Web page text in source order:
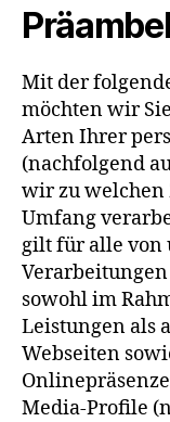
Präambel
Mit der
möchten wir
Arten Ihrer
(nachfolgend
wir zu welchen
Umfang
gilt für alle von
sowohl im
Leistungen als
Webseiten
Media-Profile